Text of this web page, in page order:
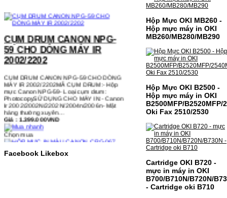
CỤM DRUM CANON NPG-
2002/2202
CỤM DRUM CANON NPG-59 CHO DÒNG
MÁY IR 2002/2202MÃ CỤM DRUM:- Hộp
mực Canon NPG-59- Loại cụm drum:
PhotocopySỬ DỤNG CHO MÁY IN:- Canon
Ir 2002/2002N/2202N/2004n/2006n- Mặt
hàng thường xuyên…
Giá : 1.399.000VND
Chọn mua
CRG-067 CHO DÒNG MÁY
Facebook Likebox
Hộp Mực OKI MB260 -
Hộp mực máy in OKI
MB260/MB280/MB290
Hộp Mực OKI B2500 -
Hộp mực máy in OKI
B2500MFP/B2520MFP/
Oki Fax 2510/2530
Cartridge OKI B720 -
mực in máy in OKI
B700/B710N/B720N/
- Cartridge oki B710